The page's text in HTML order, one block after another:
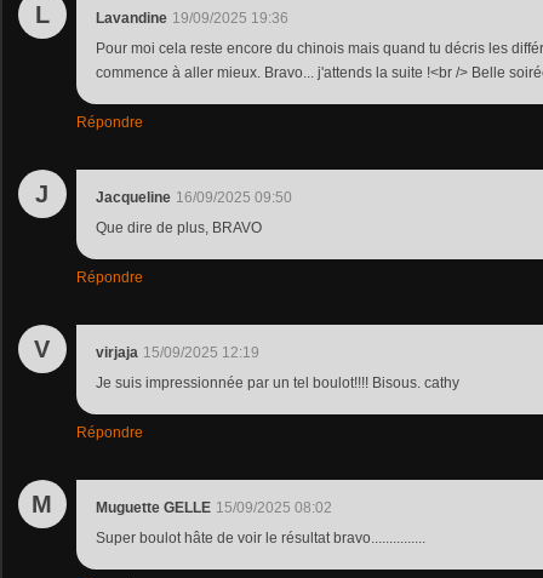
L Lavandine 19/09/2025 19:36
Pour moi cela reste encore du chinois mais quand tu décris les
commence à aller mieux. Bravo... j'attends la suite !<br /> Belle
Répondre
J Jacqueline 16/09/2025 09:50
Que dire de plus, BRAVO
Répondre
V virjaja 15/09/2025 12:19
Je suis impressionnée par un tel boulot!!!! Bisous. cathy
Répondre
M Muguette GELLE 15/09/2025 08:02
Super boulot hâte de voir le résultat bravo...............